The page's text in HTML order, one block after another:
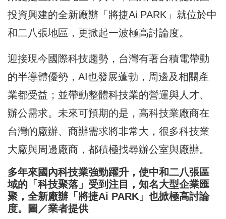
投資興建的全新廠辦「將捷Ai PARK」就位於中
和二八張地區，更掀起一波極高討論度。
迎接現今國際科技趨勢，台灣有著台積電帶動
的半導體優勢，AI也發展蓬勃，周邊及相關產
業都受益；並帶動整體科技業的營運與人才、
辦公需求。未來可預期的是，高科技業廠商在
台灣的廠辦、商辦需求將非常大，很多科技業
大廠與周邊廠商，都積極找尋辦公室與廠辦。
多年來國內科技業強勁躍升，使中和二八張區
域的「科技聚落」受到注目，知名大型企業匯
聚，全新廠辦「將捷Ai PARK」也掀極高討論
度。圖／業者提供